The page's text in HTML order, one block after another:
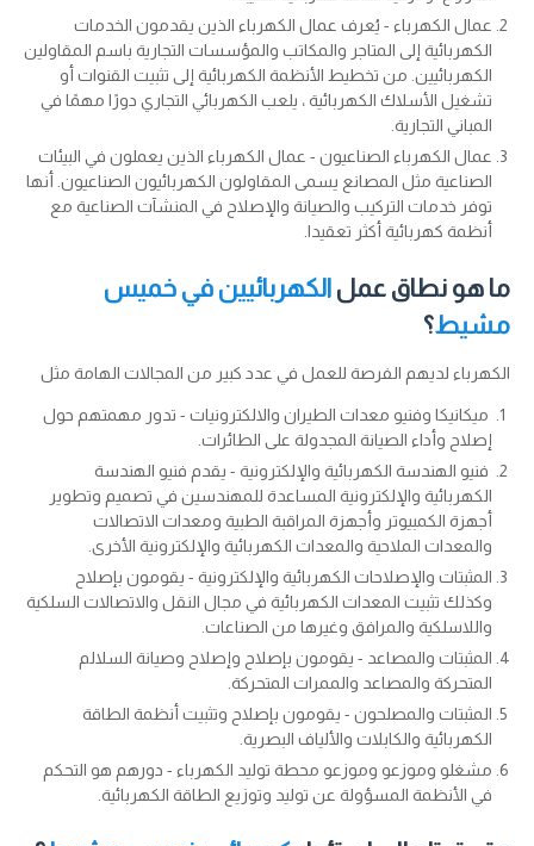
عمال الكهرباء - يُعرف عمال الكهرباء الذين يقدمون الخدمات
الكهربائية إلى المتاجر والمكاتب والمؤسسات التجارية باسم المقاولين
الكهربائيين. من تخطيط الأنظمة الكهربائية إلى تثبيت القنوات أو
تشغيل الأسلاك الكهربائية ، يلعب الكهربائي التجاري دورًا مهمًا في
المباني التجارية.
عمال الكهرباء الصناعيون - عمال الكهرباء الذين يعملون في البيئات
الصناعية مثل المصانع يسمى المقاولون الكهربائيون الصناعيون. أنها
توفر خدمات التركيب والصيانة والإصلاح في المنشآت الصناعية مع
أنظمة كهربائية أكثر تعقيدا.
ما هو نطاق عمل الكهربائيين في خميس
مشيط؟
الكهرباء لديهم الفرصة للعمل في عدد كبير من المجالات الهامة مثل
ميكانيكا وفنيو معدات الطيران والالكترونيات - تدور مهمتهم حول
إصلاح وأداء الصيانة المجدولة على الطائرات.
فنيو الهندسة الكهربائية والإلكترونية - يقدم فنيو الهندسة
الكهربائية والإلكترونية المساعدة للمهندسين في تصميم وتطوير
أجهزة الكمبيوتر وأجهزة المراقبة الطبية ومعدات الاتصالات
والمعدات الملاحية والمعدات الكهربائية والإلكترونية الأخرى.
المثبتات والإصلاحات الكهربائية والإلكترونية - يقومون بإصلاح
وكذلك تثبيت المعدات الكهربائية في مجال النقل والاتصالات السلكية
واللاسلكية والمرافق وغيرها من الصناعات.
المثبتات والمصاعد - يقومون بإصلاح وإصلاح وصيانة السلالم
المتحركة والمصاعد والممرات المتحركة.
المثبتات والمصلحون - يقومون بإصلاح وتثبيت أنظمة الطاقة
الكهربائية والكابلات والألياف البصرية.
مشغلو وموزعو وموزعو محطة توليد الكهرباء - دورهم هو التحكم
في الأنظمة المسؤولة عن توليد وتوزيع الطاقة الكهربائية.